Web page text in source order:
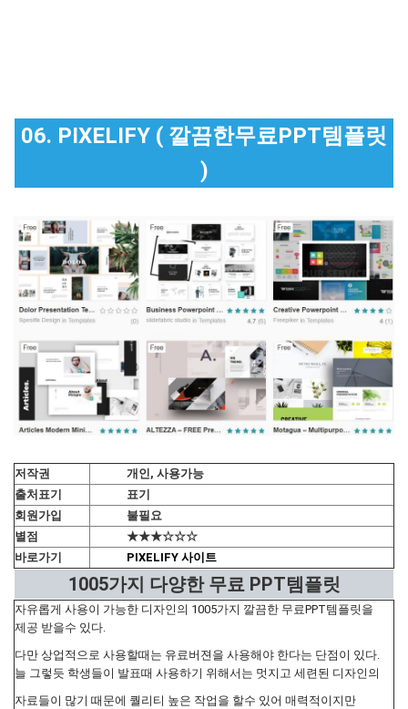
06. PIXELIFY ( 깔끔한무료PPT템플릿
)
저작권
개인, 사용가능
출처표기
표기
회원가입
불필요
별점
★★★☆☆☆
바로가기
PIXELIFY 사이트
1005가지 다양한 무료 PPT템플릿
자유롭게 사용이 가능한 디자인의 1005가지 깔끔한 무료PPT템플릿을
제공 받을수 있다.
다만 상업적으로 사용할때는 유료버젼을 사용해야 한다는 단점이 있다.
늘 그렇듯 학생들이 발표때 사용하기 위해서는 멋지고 세련된 디자인의
자료들이 많기 때문에 퀄리티 높은 작업을 할수 있어 매력적이지만